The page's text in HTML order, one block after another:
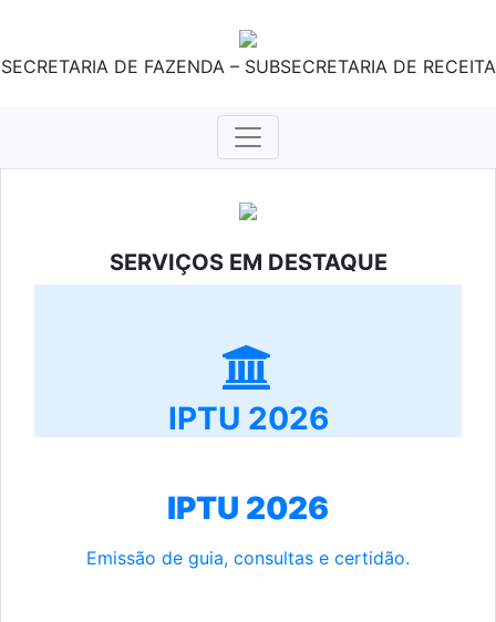
SECRETARIA DE FAZENDA – SUBSECRETARIA DE RECEITA
SERVIÇOS EM DESTAQUE
IPTU 2026
IPTU 2026
Emissão de guia, consultas e certidão.